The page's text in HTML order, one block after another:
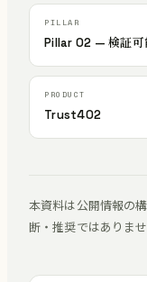
Pillar 02 — 検証可
Trust402
本資料は公開情報の
断・推奨ではありませ